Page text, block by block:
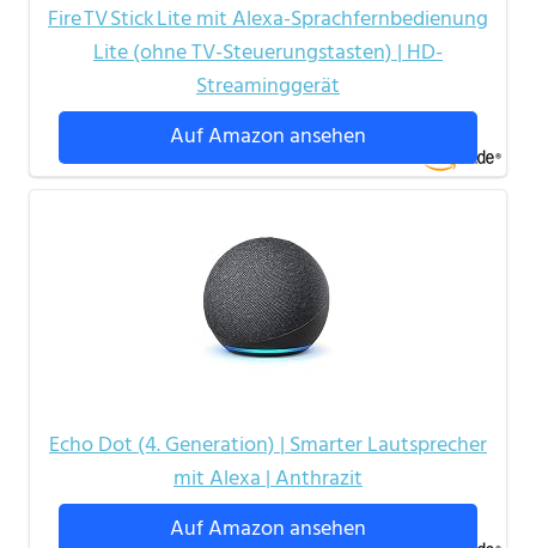
Fire TV Stick Lite mit Alexa-Sprachfernbedienung
Lite (ohne TV-Steuerungstasten) | HD-
Streaminggerät
Auf Amazon ansehen
Echo Dot (4. Generation) | Smarter Lautsprecher
mit Alexa | Anthrazit
Auf Amazon ansehen